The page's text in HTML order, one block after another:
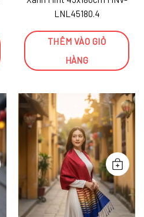
LNL45180.4
THÊM VÀO GIỎ
HÀNG